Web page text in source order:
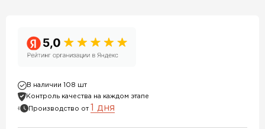
В наличии 108 шт
Контроль качества на каждом этапе
Производство от 1 дня